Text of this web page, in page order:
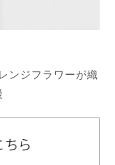
ンジフラワーが織